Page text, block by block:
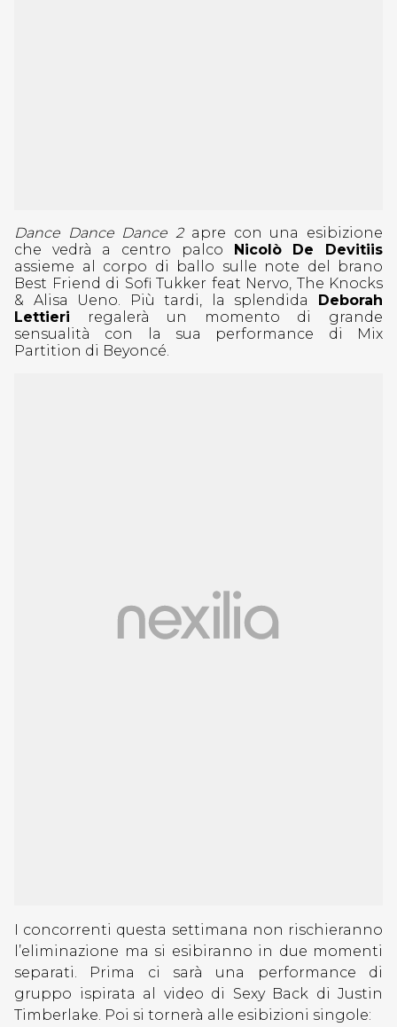
Dance Dance Dance 2apre con una esibizione
che vedrà a centro palco Nicolò De Devitiis
assieme al corpo di ballo sulle note del brano
Best Friend di Sofi Tukker feat Nervo, The Knocks
& Alisa Ueno. Più tardi, la splendida Deborah
Lettieri regalerà un momento di grande
sensualità con la sua performance di Mix
Partition di Beyoncé.
I concorrenti questa settimana non rischieranno
l’eliminazione ma si esibiranno in due momenti
separati. Prima ci sarà una performance di
gruppo ispirata al video di Sexy Back di Justin
Timberlake. Poi si tornerà alle esibizioni singole: